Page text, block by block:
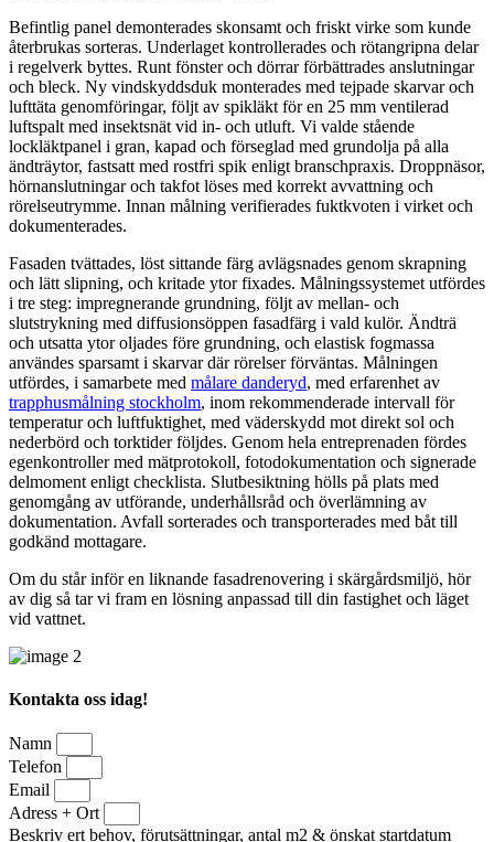
Befintlig panel demonterades skonsamt och friskt virke som kunde
återbrukas sorteras. Underlaget kontrollerades och rötangripna delar
i regelverk byttes. Runt fönster och dörrar förbättrades anslutningar
och bleck. Ny vindskyddsduk monterades med tejpade skarvar och
lufttäta genomföringar, följt av spikläkt för en 25 mm ventilerad
luftspalt med insektsnät vid in- och utluft. Vi valde stående
lockläktpanel i gran, kapad och förseglad med grundolja på alla
ändträytor, fastsatt med rostfri spik enligt branschpraxis. Droppnäsor,
hörnanslutningar och takfot löses med korrekt avvattning och
rörelseutrymme. Innan målning verifierades fuktkvoten i virket och
dokumenterades.
Fasaden tvättades, löst sittande färg avlägsnades genom skrapning
och lätt slipning, och kritade ytor fixades. Målningssystemet utfördes
i tre steg: impregnerande grundning, följt av mellan- och
slutstrykning med diffusionsöppen fasadfärg i vald kulör. Ändträ
och utsatta ytor oljades före grundning, och elastisk fogmassa
användes sparsamt i skarvar där rörelser förväntas. Målningen
utfördes, i samarbete med målare danderyd, med erfarenhet av
trapphusmålning stockholm, inom rekommenderade intervall för
temperatur och luftfuktighet, med väderskydd mot direkt sol och
nederbörd och torktider följdes. Genom hela entreprenaden fördes
egenkontroller med mätprotokoll, fotodokumentation och signerade
delmoment enligt checklista. Slutbesiktning hölls på plats med
genomgång av utförande, underhållsråd och överlämning av
dokumentation. Avfall sorterades och transporterades med båt till
godkänd mottagare.
Om du står inför en liknande fasadrenovering i skärgårdsmiljö, hör
av dig så tar vi fram en lösning anpassad till din fastighet och läget
vid vattnet.
Kontakta oss idag!
Namn
Telefon
Email
Adress + Ort
Beskriv ert behov, förutsättningar, antal m2 & önskat startdatum